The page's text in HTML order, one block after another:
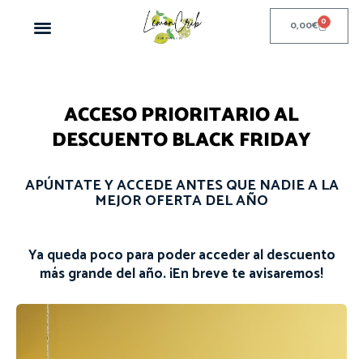
0,00€ 0
ACCESO PRIORITARIO AL
DESCUENTO BLACK FRIDAY
APÚNTATE Y ACCEDE ANTES QUE NADIE A LA
MEJOR OFERTA DEL AÑO
Ya queda poco para poder acceder al descuento
más grande del año. ¡En breve te avisaremos!